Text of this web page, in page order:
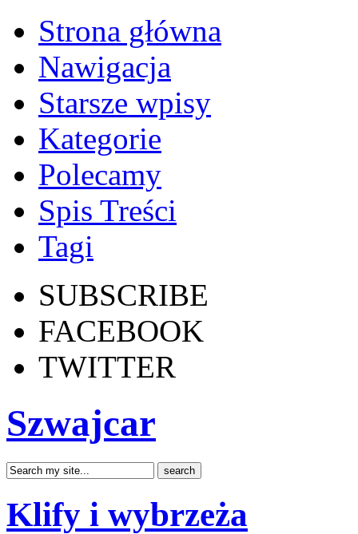
Strona główna
Nawigacja
Starsze wpisy
Kategorie
Polecamy
Spis Treści
Tagi
SUBSCRIBE
FACEBOOK
TWITTER
Szwajcar
Klify i wybrzeża